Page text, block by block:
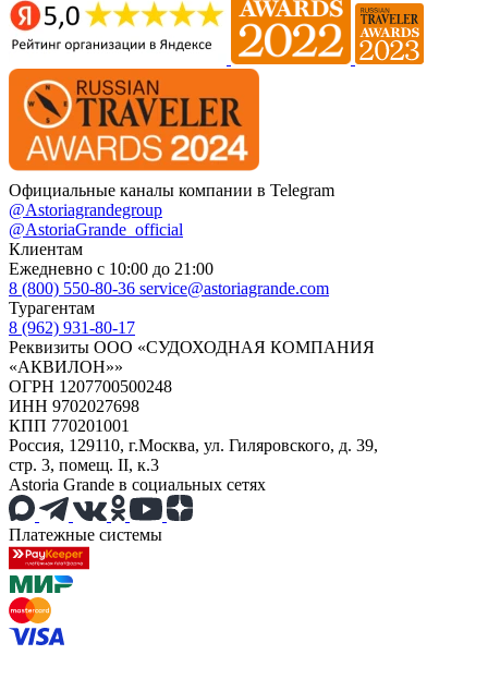
Официальные каналы компании в Telegram
@Astoriagrandegroup
@AstoriaGrande_official
Клиентам
Ежедневно с 10:00 до 21:00
8 (800) 550-80-36 service@astoriagrande.com
Турагентам
8 (962) 931-80-17
Реквизиты ООО «СУДОХОДНАЯ КОМПАНИЯ
«АКВИЛОН»»
ОГРН 1207700500248
ИНН 9702027698
КПП 770201001
Россия, 129110, г.Москва, ул. Гиляровского, д. 39,
стр. 3, помещ. II, к.3
Astoria Grande в социальных сетях
Платежные системы